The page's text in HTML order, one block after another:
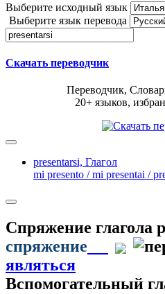
Выберите исходный язык
Выберите язык перевода
Скачать переводчик
Переводчик,
20+ языков,
presentarsi, Глагол
mi presento / mi presentai /
Спряжение глагола
спряжение
являться
Вспомогательный